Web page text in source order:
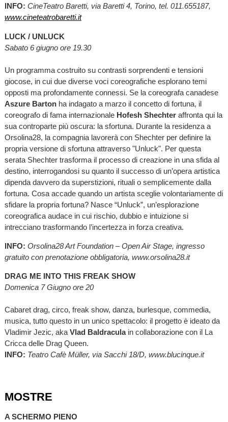
INFO: CineTeatro Baretti, via Baretti 4, Torino, tel. 011.655187,
www.cineteatrobaretti.it
LUCK / UNLUCK
Sabato 6 giugno ore 19.30
Un programma costruito su contrasti sorprendenti e tensioni
giocose, in cui due diverse voci coreografiche esplorano temi
opposti ma profondamente connessi. Se la coreografa canadese
Aszure Bartonha indagato a marzo il concetto di fortuna, il
coreografo di fama internazionale Hofesh Shechter affronta qui la
sua controparte più oscura: la sfortuna. Durante la residenza a
Orsolina28, la compagnia lavorerà con Shechter per definire la
propria versione di sfortuna attraverso "Unluck". Per questa
serata Shechter trasforma il processo di creazione in una sfida al
destino, interrogandosi su quanto il successo di un’opera artistica
dipenda davvero da superstizioni, rituali o semplicemente dalla
fortuna. Cosa accade quando un artista sceglie volontariamente di
sfidare la propria fortuna? Nasce “Unluck”, un’esplorazione
coreografica audace in cui rischio, dubbio e intuizione si
intrecciano trasformando l’incertezza in forza creativa.
INFO: Orsolina28 Art Foundation – Open Air Stage, ingresso
gratuito con prenotazione obbligatoria, www.orsolina28.it
DRAG ME INTO THIS FREAK SHOW
Domenica 7 Giugno ore 20
Cabaret drag, circo, freak show, danza, burlesque, commedia,
musica, tutto questo in un unico spettacolo: il progetto è ideato da
Vladimir Jezic, aka Vlad Baldracula in collaborazione con il La
Cricca delle Drag Queen.
INFO: Teatro Cafè Müller, via Sacchi 18/D, www.blucinque.it
MOSTRE
A SCHERMO PIENO